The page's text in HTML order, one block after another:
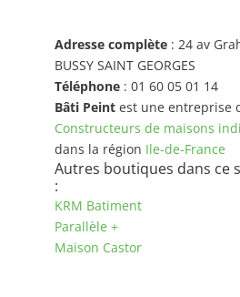
Adresse complète: 24 av
BUSSY SAINT GEORGES
Téléphone: 01 60 05 01 14
Bâti Peintest une entreprise
Constructeurs de maisons
dans la région Ile-de-France
Autres boutiques dans ce
:
KRM Batiment
Parallèle +
Maison Castor